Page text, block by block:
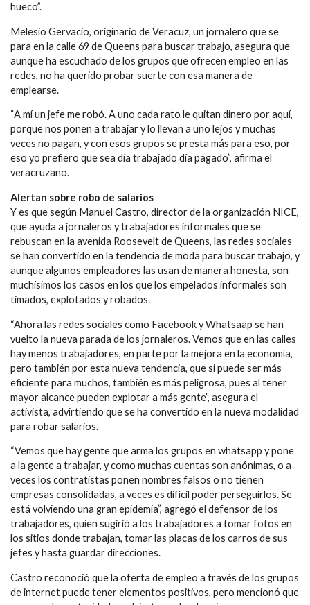
hueco”.
Melesio Gervacio, originario de Veracuz, un jornalero que se
para en la calle 69 de Queens para buscar trabajo, asegura que
aunque ha escuchado de los grupos que ofrecen empleo en las
redes, no ha querido probar suerte con esa manera de
emplearse.
“A mí un jefe me robó. A uno cada rato le quitan dinero por aquí,
porque nos ponen a trabajar y lo llevan a uno lejos y muchas
veces no pagan, y con esos grupos se presta más para eso, por
eso yo prefiero que sea día trabajado día pagado”, afirma el
veracruzano.
Alertan sobre robo de salarios
Y es que según Manuel Castro, director de la organización NICE,
que ayuda a jornaleros y trabajadores informales que se
rebuscan en la avenida Roosevelt de Queens, las redes sociales
se han convertido en la tendencia de moda para buscar trabajo, y
aunque algunos empleadores las usan de manera honesta, son
muchísimos los casos en los que los empelados informales son
timados, explotados y robados.
“Ahora las redes sociales como Facebook y Whatsaap se han
vuelto la nueva parada de los jornaleros. Vemos que en las calles
hay menos trabajadores, en parte por la mejora en la economía,
pero también por esta nueva tendencia, que si puede ser más
eficiente para muchos, también es más peligrosa, pues al tener
mayor alcance pueden explotar a más gente”, asegura el
activista, advirtiendo que se ha convertido en la nueva modalidad
para robar salarios.
“Vemos que hay gente que arma los grupos en whatsapp y pone
a la gente a trabajar, y como muchas cuentas son anónimas, o a
veces los contratistas ponen nombres falsos o no tienen
empresas consolidadas, a veces es difícil poder perseguirlos. Se
está volviendo una gran epidemia”, agregó el defensor de los
trabajadores, quien sugirió a los trabajadores a tomar fotos en
los sitios donde trabajan, tomar las placas de los carros de sus
jefes y hasta guardar direcciones.
Castro reconoció que la oferta de empleo a través de los grupos
de internet puede tener elementos positivos, pero mencionó que